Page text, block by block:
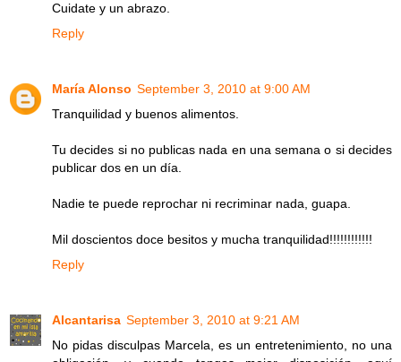
Cuidate y un abrazo.
Reply
María Alonso September 3, 2010 at 9:00 AM
Tranquilidad y buenos alimentos.
Tu decides si no publicas nada en una semana o si decides
publicar dos en un día.
Nadie te puede reprochar ni recriminar nada, guapa.
Mil doscientos doce besitos y mucha tranquilidad!!!!!!!!!!!!
Reply
Alcantarisa September 3, 2010 at 9:21 AM
No pidas disculpas Marcela, es un entretenimiento, no una